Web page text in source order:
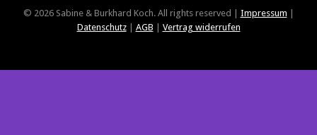
© 2026 Sabine & Burkhard Koch. All rights reserved | Impressum
Datenschutz| AGB Vertrag widerrufen